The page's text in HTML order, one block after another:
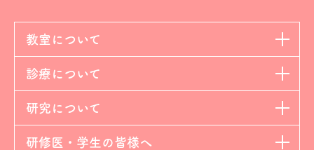
教室について
診療について
研究について
研修医・学生の皆様へ